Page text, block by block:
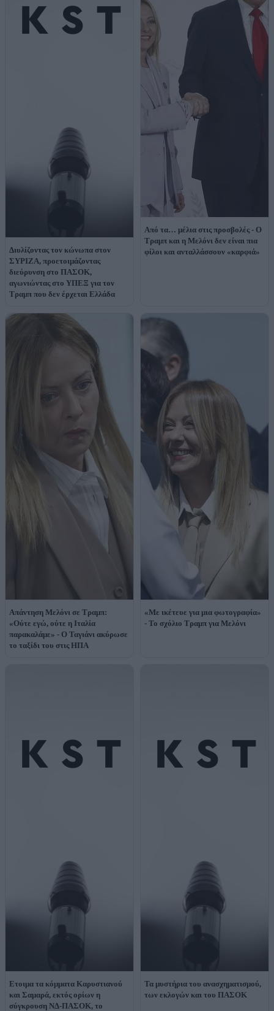
Διυλίζοντας τον κώνωπα στον
ΣΥΡΙΖΑ, προετοιμάζοντας
διεύρυνση στο ΠΑΣΟΚ,
αγωνιώντας στο ΥΠΕΞ για τον
Τραμπ που δεν έρχεται Ελλάδα
Από τα… μέλια στις προσβολές - Ο
Τραμπ και η Μελόνι δεν είναι πια
φίλοι και ανταλλάσσουν «καρφιά»
Απάντηση Μελόνι σε Τραμπ:
«Oύτε εγώ, ούτε η Ιταλία
παρακαλάμε» - Ο Ταγιάνι ακύρωσε
το ταξίδι του στις ΗΠΑ
«Με ικέτευε για μια φωτογραφία»
- Το σχόλιο Τραμπ για Μελόνι
Ετοιμα τα κόμματα Καρυστιανού
και Σαμαρά, εκτός ορίων η
σύγκρουση ΝΔ-ΠΑΣΟΚ, το
Τα μυστήρια του ανασχηματισμού,
των εκλογών και του ΠΑΣΟΚ